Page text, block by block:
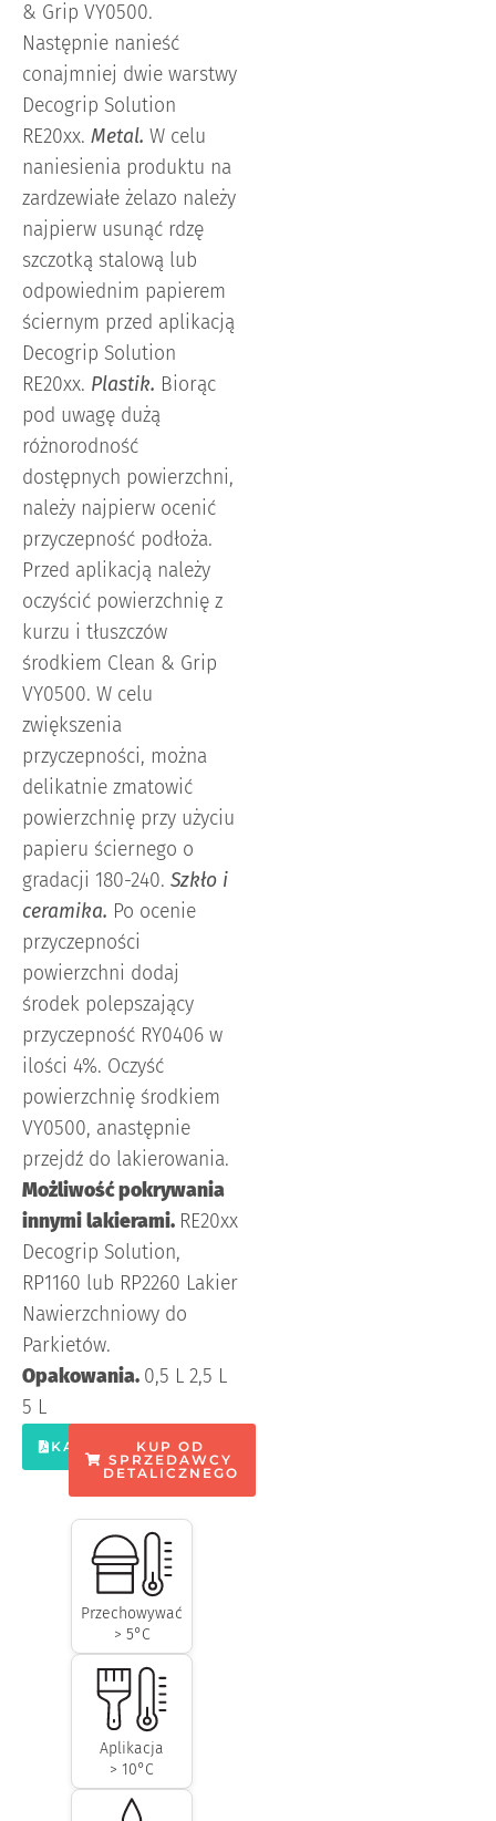
& Grip VY0500.
Następnie nanieść
conajmniej dwie warstwy
Decogrip Solution
RE20xx. Metal. W celu
naniesienia produktu na
zardzewiałe żelazo należy
najpierw usunąć rdzę
szczotką stalową lub
odpowiednim papierem
ściernym przed aplikacją
Decogrip Solution
RE20xx. Plastik. Biorąc
pod uwagę dużą
różnorodność
dostępnych powierzchni,
należy najpierw ocenić
przyczepność podłoża.
Przed aplikacją należy
oczyścić powierzchnię z
kurzu i tłuszczów
środkiem Clean & Grip
VY0500. W celu
zwiększenia
przyczepności, można
delikatnie zmatowić
powierzchnię przy użyciu
papieru ściernego o
gradacji 180-240. Szkło i
ceramika. Po ocenie
przyczepności
powierzchni dodaj
środek polepszający
przyczepność RY0406 w
ilości 4%. Oczyść
powierzchnię środkiem
VY0500, anastępnie
przejdź do lakierowania.
Możliwość pokrywania
innymi lakierami. RE20xx
Decogrip Solution,
RP1160 lub RP2260 Lakier
Nawierzchniowy do
Parkietów.
Opakowania. 0,5 L 2,5 L
5 L
KARTA
KUP OD
SPRZEDAWCY
DETALICZNEGO
Przechowywać
> 5°C
Aplikacja
> 10°C